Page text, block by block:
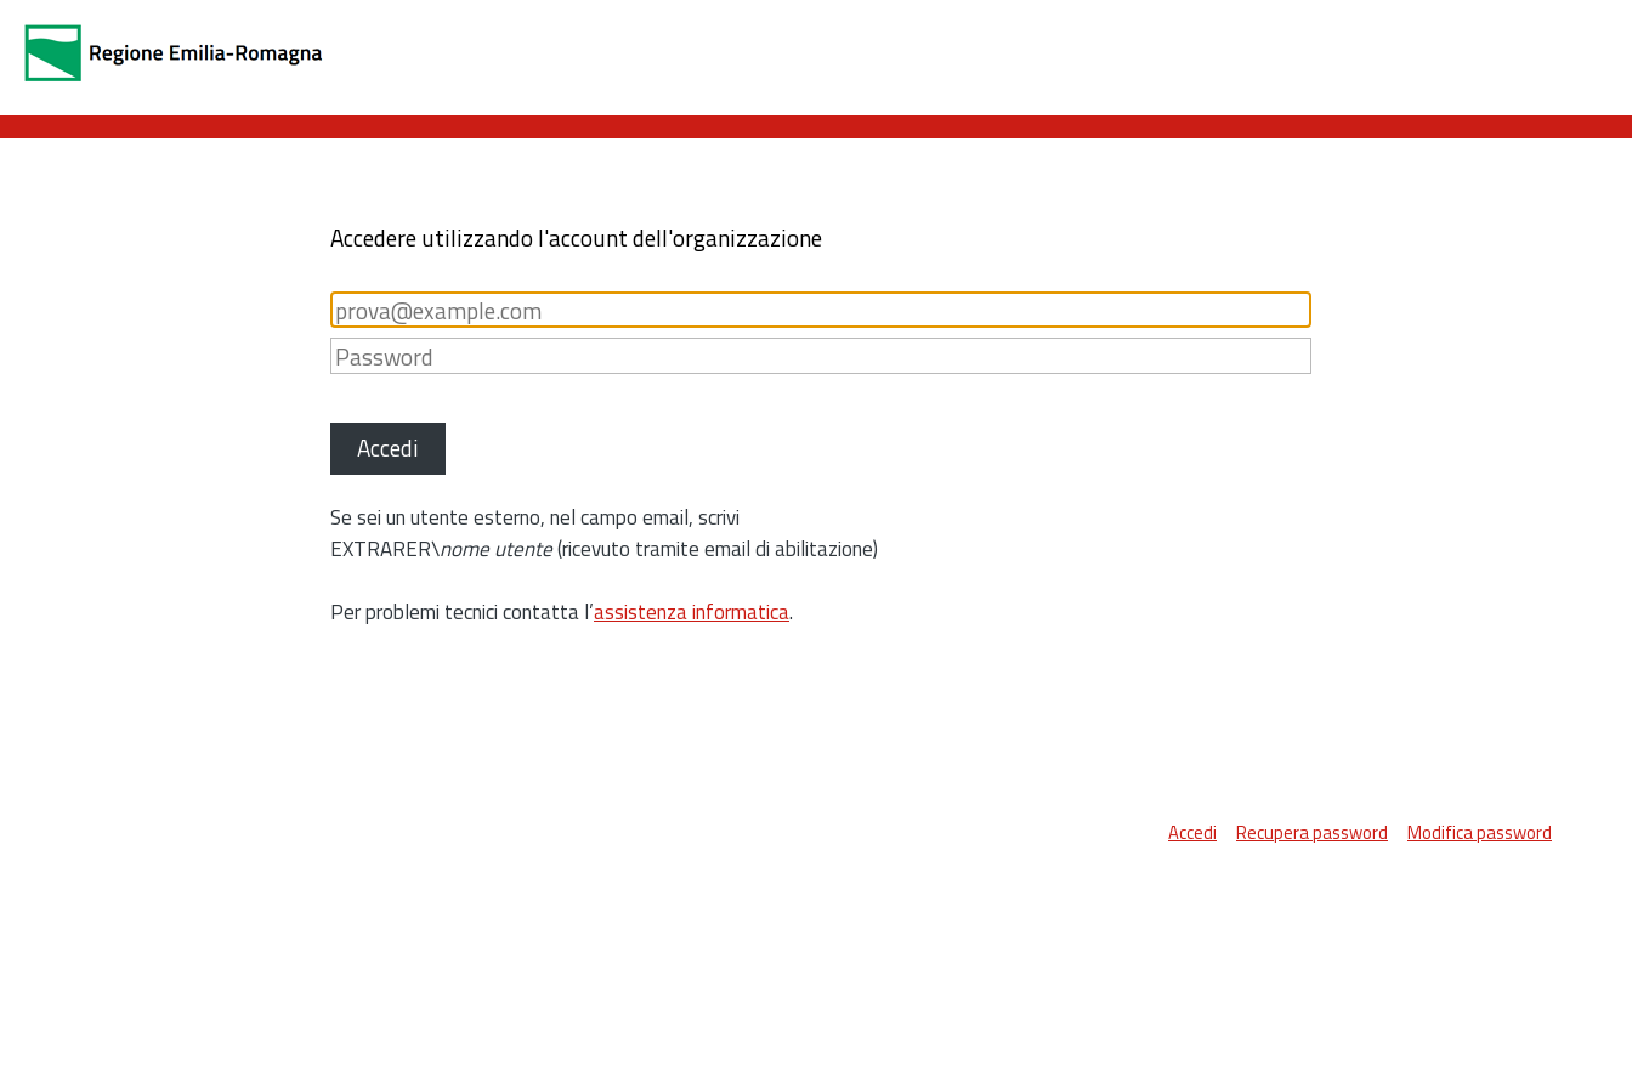
Accedere utilizzando l'account dell'organizzazione
Accedi
Se sei un utente esterno, nel campo email, scrivi
EXTRARER\nome utente(ricevuto tramite email di abilitazione)
Per problemi tecnici contatta l’assistenza informatica.
Accedi Recupera password Modifica password